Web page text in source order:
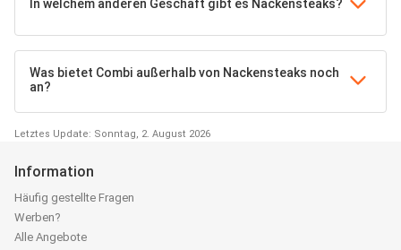
In welchem anderen Geschäft gibt es Nackensteaks?
Was bietet Combi außerhalb von Nackensteaks noch
an?
Letztes Update: Sonntag, 2. August 2026
Information
Häufig gestellte Fragen
Werben?
Alle Angebote